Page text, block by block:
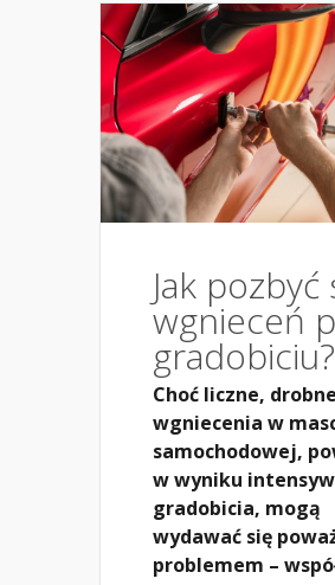
Jak pozbyć
wgnieceń
gradobiciu?
Choć liczne, drobne
wgniecenia w
samochodowej,
w wyniku
gradobicia, mogą
wydawać się
problemem –